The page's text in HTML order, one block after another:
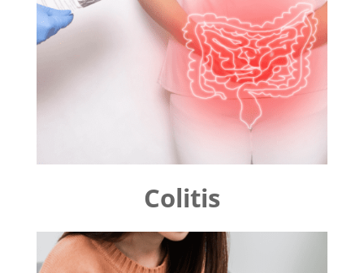
Colitis